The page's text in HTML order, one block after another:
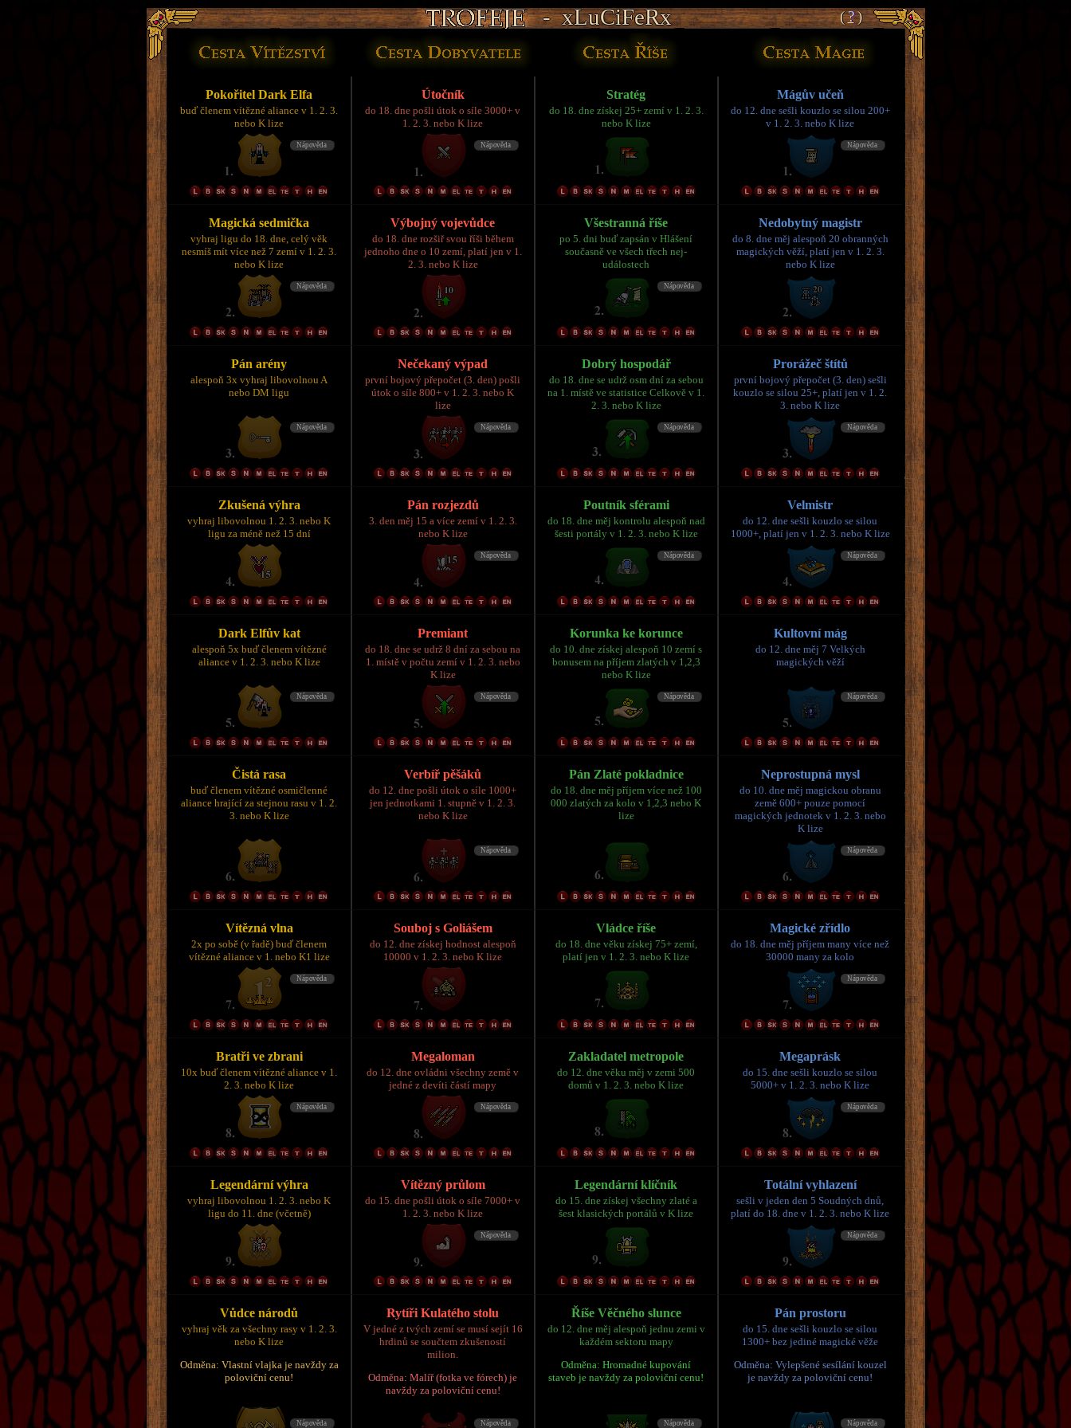
- xLuCiFeRx
- xLuCiFeRx
- xLuCiFeRx
- xLuCiFeRx
- xLuCiFeRx (?)
(?)
Pokořitel Dark Elfa
buď členem vítězné aliance v 1. 2. 3.
nebo K lize
Útočník
do 18. dne pošli útok o síle 3000+ v
1. 2. 3. nebo K lize
Stratég
do 18. dne získej 25+ zemí v 1. 2. 3.
nebo K lize
Mágův učeň
do 12. dne sešli kouzlo se silou 200+
v 1. 2. 3. nebo K lize
Magická sedmička
vyhraj ligu do 18. dne, celý věk
nesmíš mít více než 7 zemí v 1. 2. 3.
nebo K lize
Výbojný vojevůdce
do 18. dne rozšiř svou říši během
jednoho dne o 10 zemí, platí jen v 1.
2. 3. nebo K lize
Všestranná říše
po 5. dni buď zapsán v Hlášení
současně ve všech třech nej-
událostech
Nedobytný magistr
do 8. dne měj alespoň 20 obranných
magických věží, platí jen v 1. 2. 3.
nebo K lize
Pán arény
alespoň 3x vyhraj libovolnou A
nebo DM ligu
Nečekaný výpad
první bojový přepočet (3. den) pošli
útok o síle 800+ v 1. 2. 3. nebo K
lize
Dobrý hospodář
do 18. dne se udrž osm dní za sebou
na 1. místě ve statistice Celkově v 1.
2. 3. nebo K lize
Prorážeč štítů
první bojový přepočet (3. den) sešli
kouzlo se silou 25+, platí jen v 1. 2.
3. nebo K lize
Zkušená výhra
vyhraj libovolnou 1. 2. 3. nebo K
ligu za méně než 15 dní
Pán rozjezdů
3. den měj 15 a více zemí v 1. 2. 3.
nebo K lize
Poutník sférami
do 18. dne měj kontrolu alespoň nad
šesti portály v 1. 2. 3. nebo K lize
Velmistr
do 12. dne sešli kouzlo se silou
1000+, platí jen v 1. 2. 3. nebo K lize
Dark Elfův kat
alespoň 5x buď členem vítězné
aliance v 1. 2. 3. nebo K lize
Premiant
do 18. dne se udrž 8 dní za sebou na
1. místě v počtu zemí v 1. 2. 3. nebo
K lize
Korunka ke korunce
do 10. dne získej alespoň 10 zemí s
bonusem na příjem zlatých v 1,2,3
nebo K lize
Kultovní mág
do 12. dne měj 7 Velkých
magických věží
Čistá rasa
buď členem vítězné osmičlenné
aliance hrající za stejnou rasu v 1. 2.
3. nebo K lize
Verbíř pěšáků
do 12. dne pošli útok o síle 1000+
jen jednotkami 1. stupně v 1. 2. 3.
nebo K lize
Pán Zlaté pokladnice
do 18. dne měj příjem více než 100
000 zlatých za kolo v 1,2,3 nebo K
lize
Neprostupná mysl
do 10. dne měj magickou obranu
země 600+ pouze pomocí
magických jednotek v 1. 2. 3. nebo
K lize
Vítězná vlna
2x po sobě (v řadě) buď členem
vítězné aliance v 1. nebo K1 lize
Souboj s Goliášem
do 12. dne získej hodnost alespoň
10000 v 1. 2. 3. nebo K lize
Vládce říše
do 18. dne věku získej 75+ zemí,
platí jen v 1. 2. 3. nebo K lize
Magické zřídlo
do 18. dne měj příjem many více než
30000 many za kolo
Bratři ve zbrani
10x buď členem vítězné aliance v 1.
2. 3. nebo K lize
Megaloman
do 12. dne ovládni všechny země v
jedné z devíti částí mapy
Zakladatel metropole
do 12. dne věku měj v zemi 500
domů v 1. 2. 3. nebo K lize
Megaprásk
do 15. dne sešli kouzlo se silou
5000+ v 1. 2. 3. nebo K lize
Legendární výhra
vyhraj libovolnou 1. 2. 3. nebo K
ligu do 11. dne (včetně)
Vítězný průlom
do 15. dne pošli útok o síle 7000+ v
1. 2. 3. nebo K lize
Legendární klíčník
do 15. dne získej všechny zlaté a
šest klasických portálů v K lize
Totální vyhlazení
sešli v jeden den 5 Soudných dnů,
platí do 18. dne v 1. 2. 3. nebo K lize
Vůdce národů
vyhraj věk za všechny rasy v 1. 2. 3.
nebo K lize
Odměna: Vlastní vlajka je navždy za
poloviční cenu!
Rytíři Kulatého stolu
V jedné z tvých zemí se musí sejít 16
hrdinů se součtem zkušeností
milion.
Odměna: Malíř (fotka ve fórech) je
navždy za poloviční cenu!
Říše Věčného slunce
do 12. dne měj alespoň jednu zemi v
každém sektoru mapy
Odměna: Hromadné kupování
staveb je navždy za poloviční cenu!
Pán prostoru
do 15. dne sešli kouzlo se silou
1300+ bez jediné magické věže
Odměna: Vylepšené sesílání kouzel
je navždy za poloviční cenu!